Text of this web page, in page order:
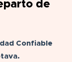
de
Confiable